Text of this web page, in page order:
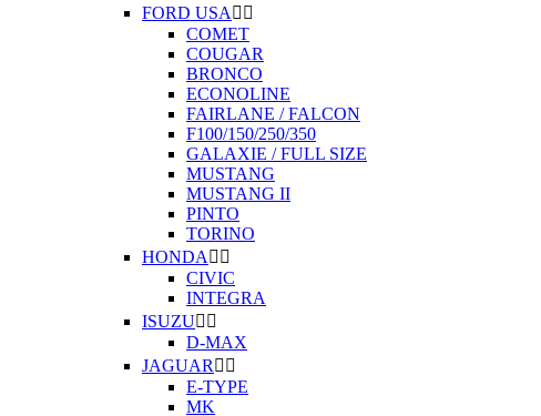
FORD USA  
COMET
COUGAR
BRONCO
ECONOLINE
FAIRLANE / FALCON
F100/150/250/350
GALAXIE / FULL SIZE
MUSTANG
MUSTANG II
PINTO
TORINO
HONDA  
CIVIC
INTEGRA
ISUZU 
D-MAX
JAGUAR  
E-TYPE
MK